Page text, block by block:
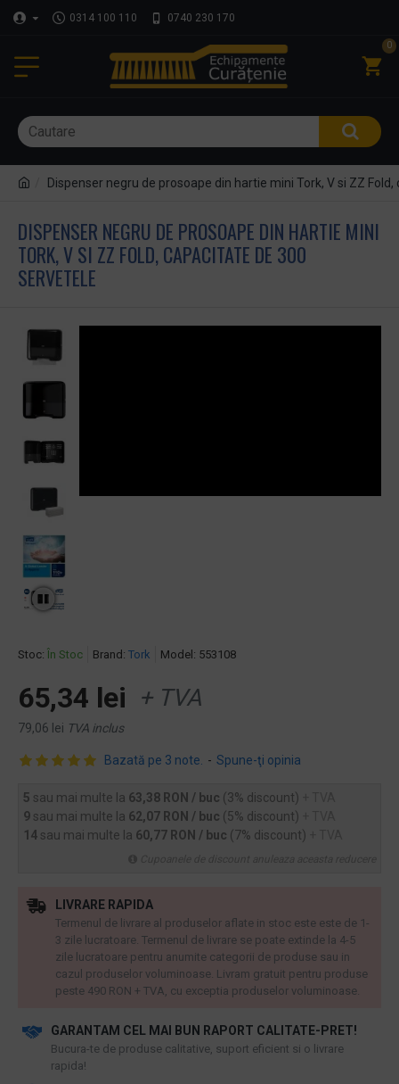
0314 100 110 0740 230 170
0
Dispenser negru de prosoape din hartie mini Tork, V si ZZ
DISPENSER NEGRU DE PROSOAPE DIN HARTIE MINI
TORK, V SI ZZ FOLD, CAPACITATE DE 300
SERVETELE
Stoc: În Stoc Brand: Tork Model: 553108
Bazată pe 3 note. - Spune-ţi opinia
65,34 lei + TVA
79,06 lei TVA inclus
5 sau mai multe la 63,38 RON / buc (3% discount)
9 sau mai multe la 62,07 RON / buc (5% discount)
14 sau mai multe la 60,77 RON / buc (7% discount)
GARANTAM CEL MAI BUN RAPORT CALITATE-PRET!
​Bucura-te de produse calitative, suport eficient si o livrare
rapida!
LIVRARE RAPIDA
Termenul de livrare al produselor aflate in stoc este este de 1-
3 zile lucratoare. Termenul de livrare se poate extinde la 4-5
zile lucratoare pentru anumite categorii de produse sau in
cazul produselor voluminoase. Livram gratuit pentru produse
peste 490 RON + TVA, cu exceptia produselor voluminoase.